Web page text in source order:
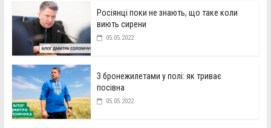
Росіянці поки не знають, що таке коли
виють сирени
05.05.2022
З бронежилетами у полі: як триває
посівна
05.05.2022